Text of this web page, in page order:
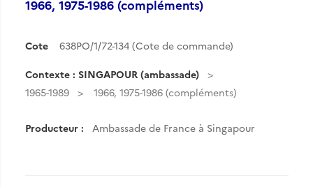
1966, 1975-1986 (compléments)
Cote 638PO/1/72-134 (Cote de commande)
Contexte : SINGAPOUR (ambassade)
1965-1989
1966, 1975-1986 (compléments)
Producteur : Ambassade de France à Singapour